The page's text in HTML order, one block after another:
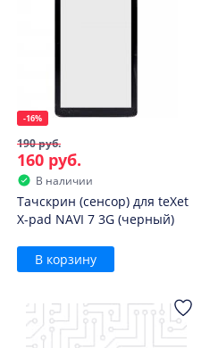
-16%
190 руб.
160 руб.
В наличии
Тачскрин (сенсор) для teXet
X-pad NAVI 7 3G (черный)
В корзину